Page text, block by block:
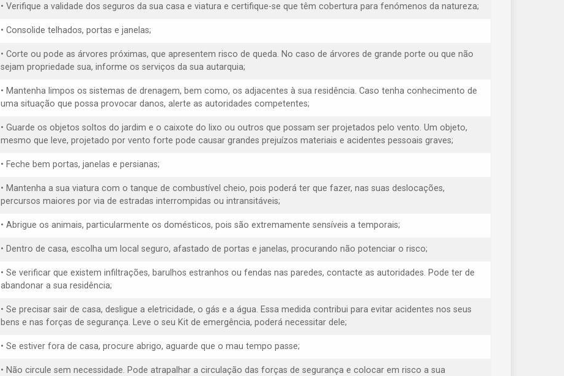
• Verifique a validade dos seguros da sua casa e viatura e certifique-se que têm cobertura para fenómenos da natureza;
• Consolide telhados, portas e janelas;
• Corte ou pode as árvores próximas, que apresentem risco de queda. No caso de árvores de grande porte ou que não
sejam propriedade sua, informe os serviços da sua autarquia;
• Mantenha limpos os sistemas de drenagem, bem como, os adjacentes à sua residência. Caso tenha conhecimento de
uma situação que possa provocar danos, alerte as autoridades competentes;
• Guarde os objetos soltos do jardim e o caixote do lixo ou outros que possam ser projetados pelo vento. Um objeto,
mesmo que leve, projetado por vento forte pode causar grandes prejuízos materiais e acidentes pessoais graves;
• Feche bem portas, janelas e persianas;
• Mantenha a sua viatura com o tanque de combustível cheio, pois poderá ter que fazer, nas suas deslocações,
percursos maiores por via de estradas interrompidas ou intransitáveis;
• Abrigue os animais, particularmente os domésticos, pois são extremamente sensíveis a temporais;
• Dentro de casa, escolha um local seguro, afastado de portas e janelas, procurando não potenciar o risco;
• Se verificar que existem infiltrações, barulhos estranhos ou fendas nas paredes, contacte as autoridades. Pode ter de
abandonar a sua residência;
• Se precisar sair de casa, desligue a eletricidade, o gás e a água. Essa medida contribui para evitar acidentes nos seus
bens e nas forças de segurança. Leve o seu Kit de emergência, poderá necessitar dele;
• Se estiver fora de casa, procure abrigo, aguarde que o mau tempo passe;
• Não circule sem necessidade. Pode atrapalhar a circulação das forças de segurança e colocar em risco a sua